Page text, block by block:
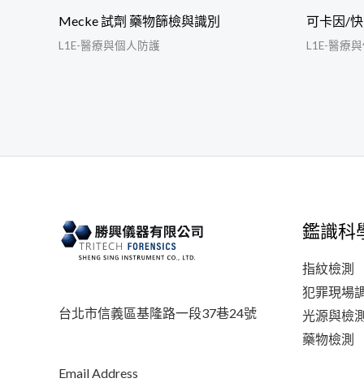
Mecke 試劑 藥物篩檢與識別
L1E-醫療與個人防護
可卡因/
L1E-醫療
台北市信義區基隆路一段37巷24號
Email Address
鑑識科
指紋檢測
犯罪現場
光源與檢
藥物檢測